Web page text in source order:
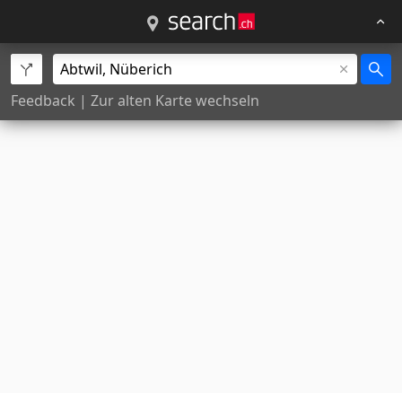
Feedback | Zur alten Karte wechseln